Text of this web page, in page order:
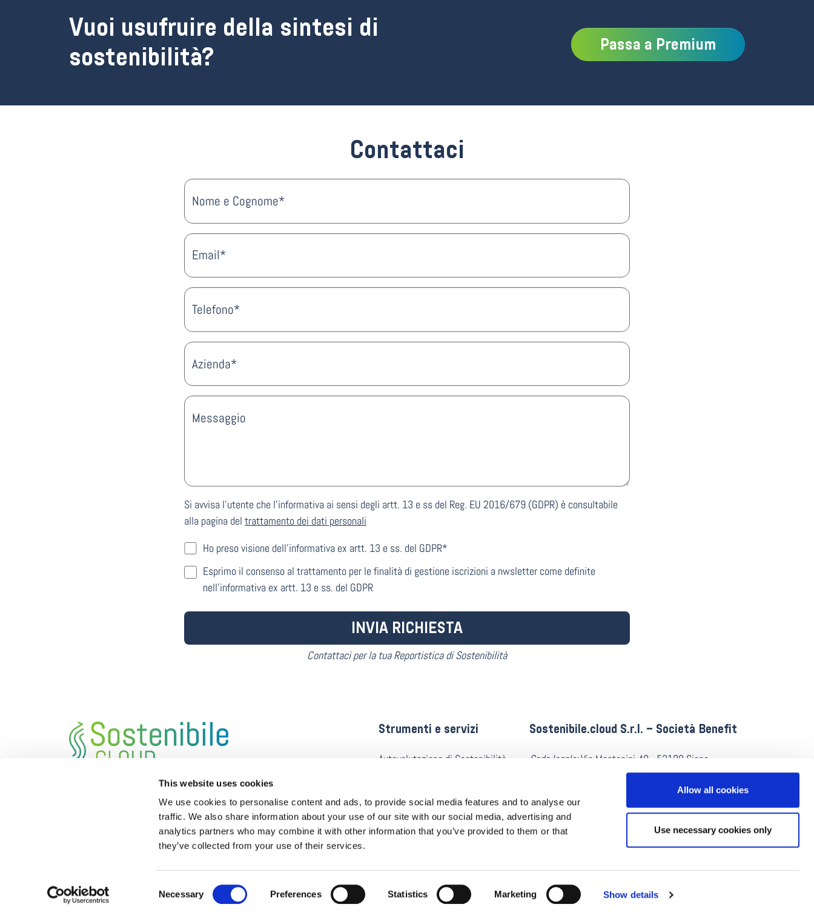
This website uses cookies
We use cookies to personalise content and ads, to provide social media features and to analyse our
traffic. We also share information about your use of our site with our social media, advertising and
analytics partners who may combine it with other information that you’ve provided to them or that
they’ve collected from your use of their services.
Selection
Necessary Preferences Statistics Marketing Show details
Allow all cookies
Use necessary cookies only
Vuoi usufruire della sintesi di
sostenibilità?
Passa a Premium
Contattaci
Nome e Cognome*
Email*
Telefono*
Azienda*
Messaggio
Si avvisa l'utente che l'informativa ai sensi degli artt. 13 e ss del Reg. EU 2016/679 (GDPR) è consultabile
alla pagina del trattamento dei dati personali
Ho preso visione dell’informativa ex artt. 13 e ss. del GDPR*
Esprimo il consenso al trattamento per le finalità di gestione iscrizioni a nwsletter come definite
nell’informativa ex artt. 13 e ss. del GDPR
INVIA RICHIESTA
Contattaci per la tua Reportistica di Sostenibilità
rappresenta una suite di servizi
digitali per le imprese che permette di sviluppare,
monitorare e rendicontare la loro sostenibilità
Privacy policy
Strumenti e servizi
Autovalutazione di Sostenibilità
Benchmark
Policy di Sostenibilità
Sostenibile.cloud S.r.l. – Società Benefit
Sede legale:Via Montanini 40 - 53100 Siena
Iscritta al registro imprese di Arezzo-Siena al n.
Capitale Sociale:
Euro 100.000
Quota Versata: